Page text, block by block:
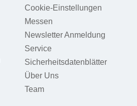
Cookie-Einstellungen
Messen
Newsletter Anmeldung
Service
Sicherheitsdatenblätter
Über Uns
Team